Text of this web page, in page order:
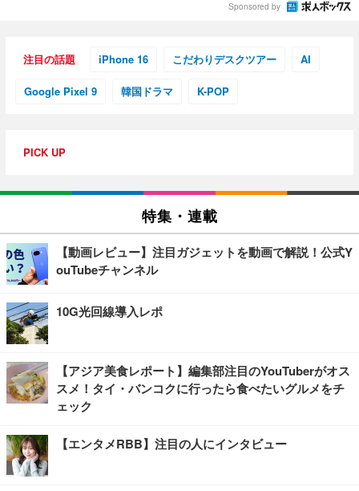
Sponsored by
注目の話題 iPhone 16 こだわりデスクツアー AI
Google Pixel 9 韓国ドラマ K-POP
PICK UP
特集・連載
【動画レビュー】注目ガジェットを動画で解説！公式Y
ouTubeチャンネル
10G光回線導入レポ
【アジア美食レポート】編集部注目のYouTuberがオス
スメ！タイ・バンコクに行ったら食べたいグルメをチ
ェック
【エンタメRBB】注目の人にインタビュー